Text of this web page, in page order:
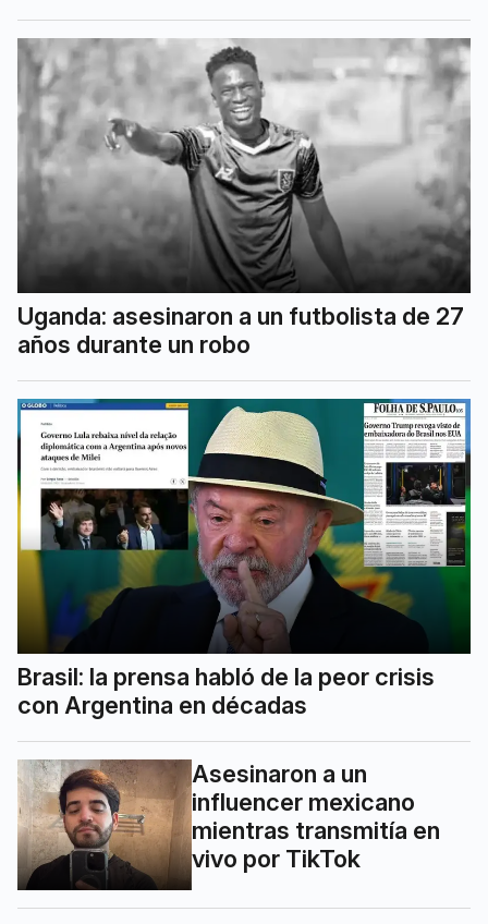
Uganda: asesinaron a un futbolista de 27
años durante un robo
Brasil: la prensa habló de la peor crisis
con Argentina en décadas
Asesinaron a un
influencer mexicano
mientras transmitía en
vivo por TikTok